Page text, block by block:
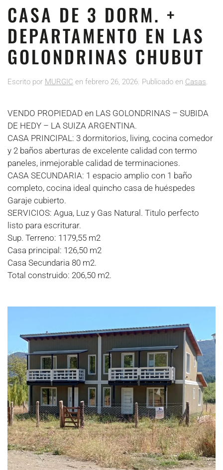
CASA DE 3 DORM. +
DEPARTAMENTO EN LAS
GOLONDRINAS CHUBUT
Escrito por MURGIC en febrero 26, 2026. Publicado en Casas.
VENDO PROPIEDAD en LAS GOLONDRINAS – SUBIDA
DE HEDY – LA SUIZA ARGENTINA.
CASA PRINCIPAL: 3 dormitorios, living, cocina comedor
y 2 baños aberturas de excelente calidad con termo
paneles, inmejorable calidad de terminaciones.
CASA SECUNDARIA: 1 espacio amplio con 1 baño
completo, cocina ideal quincho casa de huéspedes
Garaje cubierto.
SERVICIOS: Agua, Luz y Gas Natural. Titulo perfecto
listo para escriturar.
Sup. Terreno: 1179,55 m2
Casa principal: 126,50 m2
Casa Secundaria 80 m2.
Total construido: 206,50 m2.